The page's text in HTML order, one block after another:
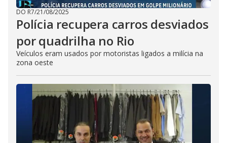
DO R7/21/08/2025
Polícia recupera carros desviados
por quadrilha no Rio
Veículos eram usados por motoristas ligados a milícia na
zona oeste